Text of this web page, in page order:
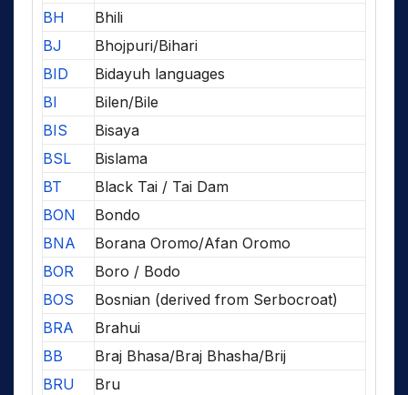
BH
Bhili
BJ
Bhojpuri/Bihari
BID
Bidayuh languages
BI
Bilen/Bile
BIS
Bisaya
BSL
Bislama
BT
Black Tai / Tai Dam
BON
Bondo
BNA
Borana Oromo/Afan Oromo
BOR
Boro / Bodo
BOS
Bosnian (derived from Serbocroat)
BRA
Brahui
BB
Braj Bhasa/Braj Bhasha/Brij
BRU
Bru